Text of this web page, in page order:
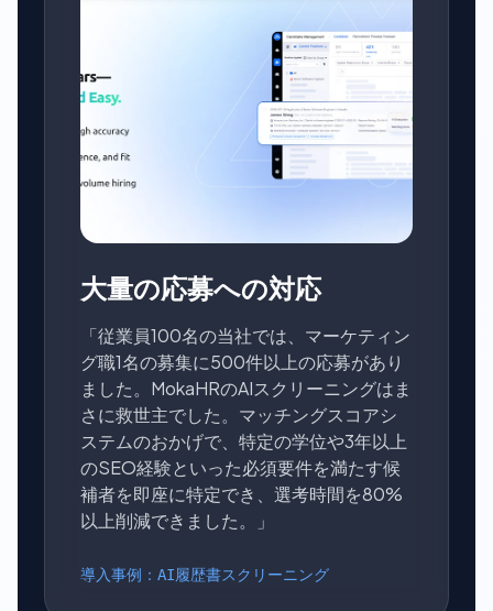
大量の応募への対応
「従業員100名の当社では、マーケティン
グ職1名の募集に500件以上の応募があり
ました。MokaHRのAIスクリーニングはま
さに救世主でした。マッチングスコアシ
ステムのおかげで、特定の学位や3年以上
のSEO経験といった必須要件を満たす候
補者を即座に特定でき、選考時間を80%
以上削減できました。」
導入事例：AI履歴書スクリーニング